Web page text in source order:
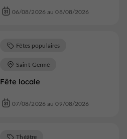
06/08/2026 au 08/08/2026
Fête locale
Fêtes populaires
Saint-Germé
07/08/2026 au 09/08/2026
Théâtre